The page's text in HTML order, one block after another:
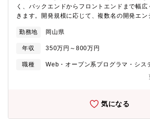
く、バックエンドからフロントエンドまで幅
きます。開発規模に応じて、複数名の開発エン
トに携わることができるポジションです。変化
発と運用を進められる方、そして多様な意見を
適解を導き出せる方を求めています。【キャリ
志向に応じて、エンジニアリングマネージャー
て】・入社後の流れまずはOJTによりプロダク
程での開発、コーディングをご担当頂きます。
勤務地 岡山県
年収 350万円～800万円
職種
Web・オープン系プログラマ・シス
気になる